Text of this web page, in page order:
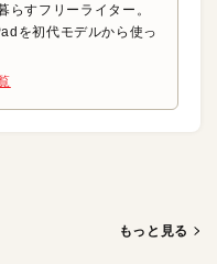
らすフリーライター。
を初代モデルから使っ
もっと見る